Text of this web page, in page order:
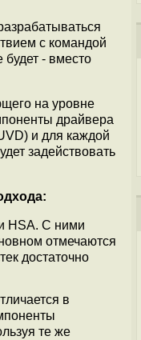
с командой
будет - вместо
на уровне
драйвера
и для каждой
задействовать
HSA. С ними
отмечаются
достаточно
в
те же